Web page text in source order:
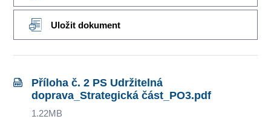
Uložit dokument
Příloha č. 2 PS Udržitelná
doprava_Strategická část_PO3.pdf
1.22MB